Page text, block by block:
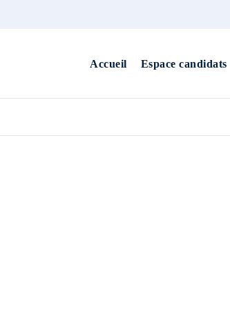
Accueil Espace candidats